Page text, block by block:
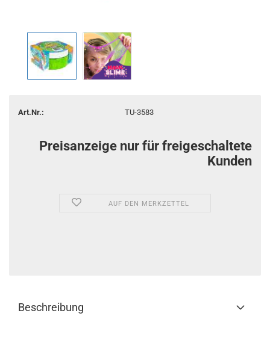
Art.Nr.: TU-3583
Preisanzeige nur für freigeschaltete
Kunden
AUF DEN MERKZETTEL
Beschreibung